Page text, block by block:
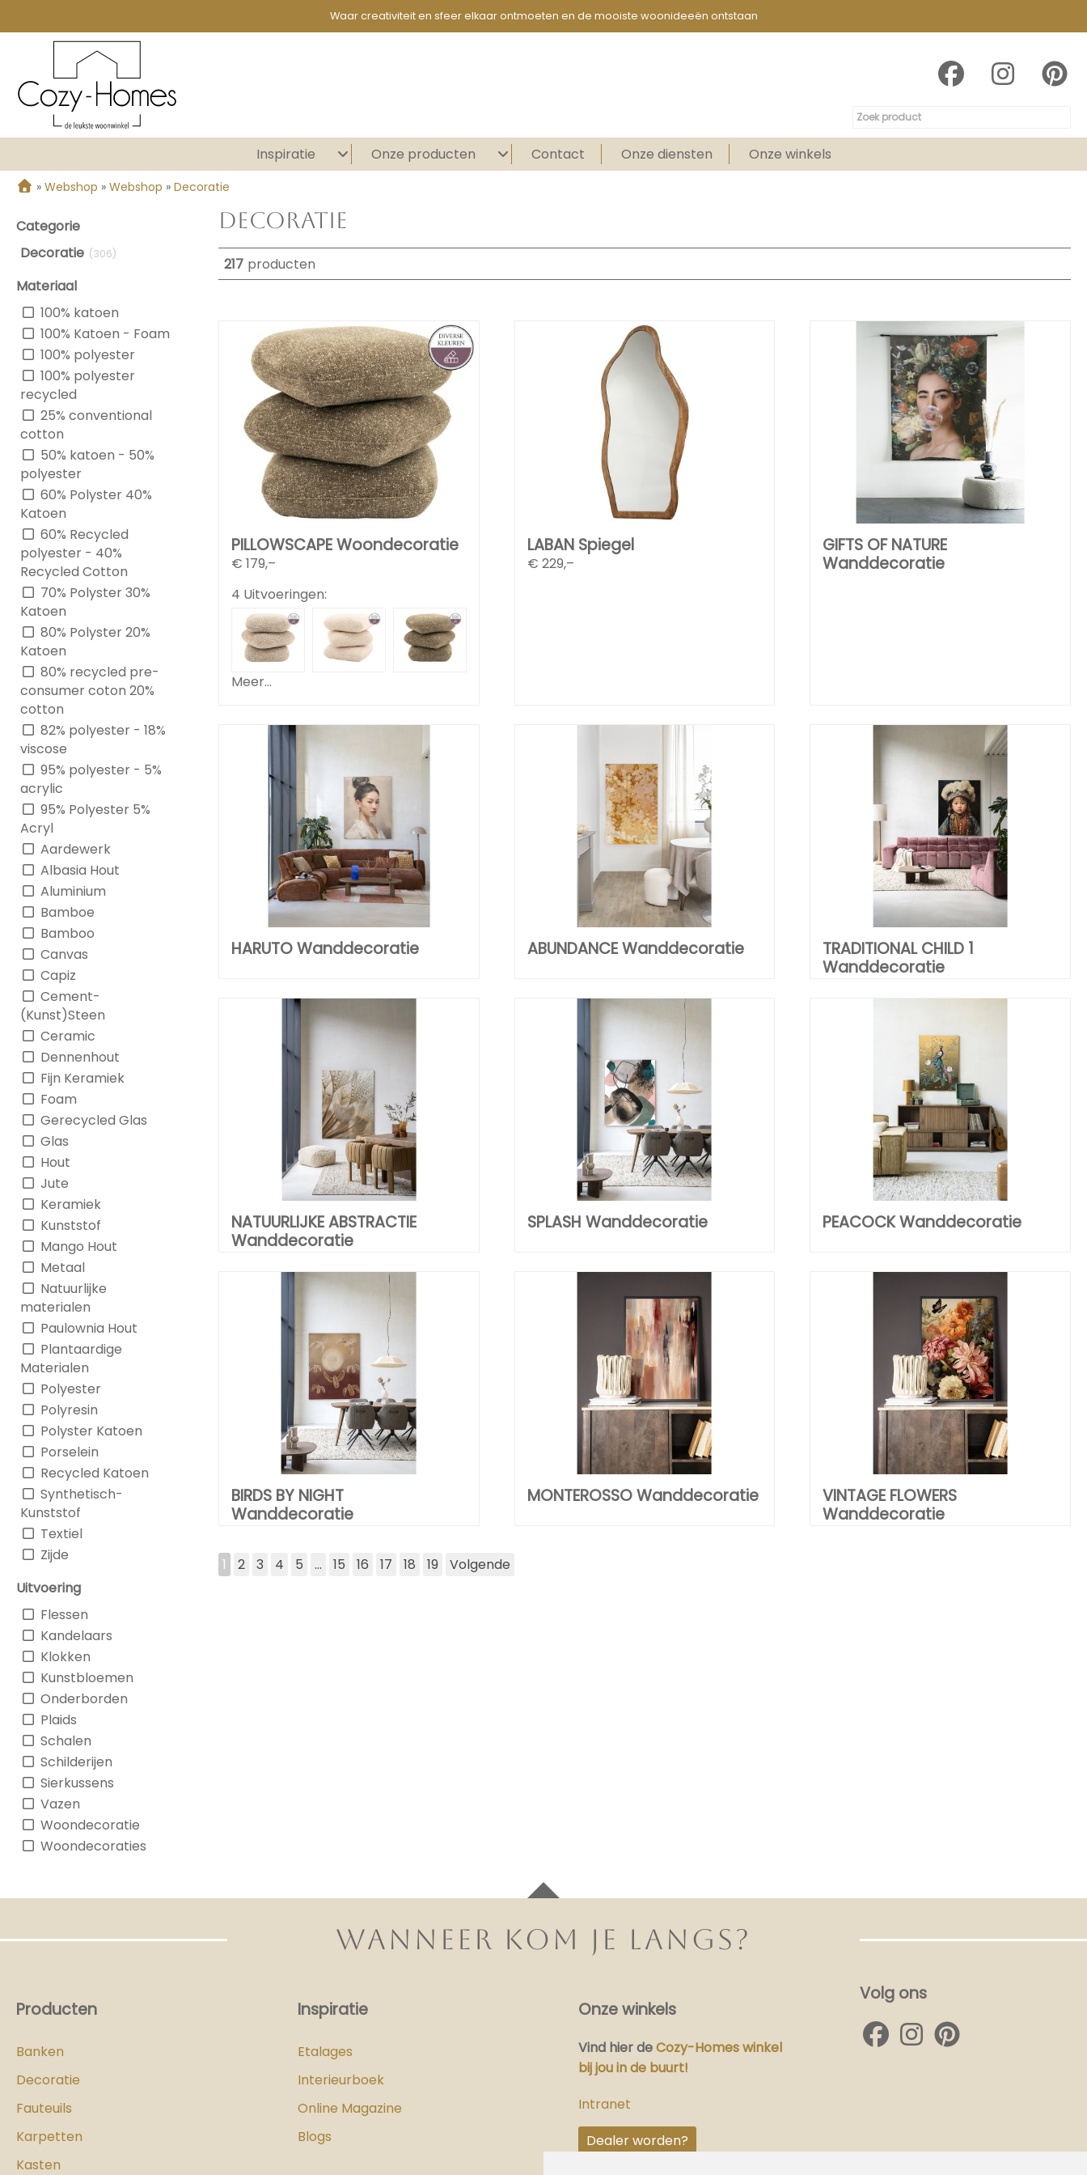
Waar creativiteit en sfeer elkaar ontmoeten en de mooiste woonideeën ontstaan
Inspiratie Onze producten Contact Onze diensten Onze winkels
» Webshop » Webshop » Decoratie
Categorie
Decoratie (306)
Materiaal
100% katoen
100% Katoen - Foam
100% polyester
100% polyester
recycled
25% conventional
cotton
50% katoen - 50%
polyester
60% Polyster 40%
Katoen
60% Recycled
polyester - 40%
Recycled Cotton
70% Polyster 30%
Katoen
80% Polyster 20%
Katoen
80% recycled pre-
consumer coton 20%
cotton
82% polyester - 18%
viscose
95% polyester - 5%
acrylic
95% Polyester 5%
Acryl
Aardewerk
Albasia Hout
Aluminium
Bamboe
Bamboo
Canvas
Capiz
Cement-
(Kunst)Steen
Ceramic
Dennenhout
Fijn Keramiek
Foam
Gerecycled Glas
Glas
Hout
Jute
Keramiek
Kunststof
Mango Hout
Metaal
Natuurlijke
materialen
Paulownia Hout
Plantaardige
Materialen
Polyester
Polyresin
Polyster Katoen
Porselein
Recycled Katoen
Synthetisch-
Kunststof
Textiel
Zijde
Uitvoering
Flessen
Kandelaars
Klokken
Kunstbloemen
Onderborden
Plaids
Schalen
Schilderijen
Sierkussens
Vazen
Woondecoratie
Woondecoraties
Decoratie
217 producten
PILLOWSCAPE Woondecoratie
€ 179,–
4 Uitvoeringen:
Meer...
LABAN Spiegel
€ 229,–
GIFTS OF NATURE
Wanddecoratie
HARUTO Wanddecoratie ABUNDANCE Wanddecoratie
TRADITIONAL CHILD 1
Wanddecoratie
NATUURLIJKE ABSTRACTIE
Wanddecoratie
SPLASH Wanddecoratie PEACOCK Wanddecoratie
BIRDS BY NIGHT
Wanddecoratie
MONTEROSSO Wanddecoratie
VINTAGE FLOWERS
Wanddecoratie
1 2 3 4 5 ... 15 16 17 18 19 Volgende
WANNEER KOM JE LANGS?
Producten
Banken
Decoratie
Fauteuils
Karpetten
Kasten
Inspiratie
Etalages
Interieurboek
Online Magazine
Blogs
Onze winkels
Vind hierdeCozy-Homes winkel
bij jou in de buurt!
Intranet
Dealer worden?
Volg ons